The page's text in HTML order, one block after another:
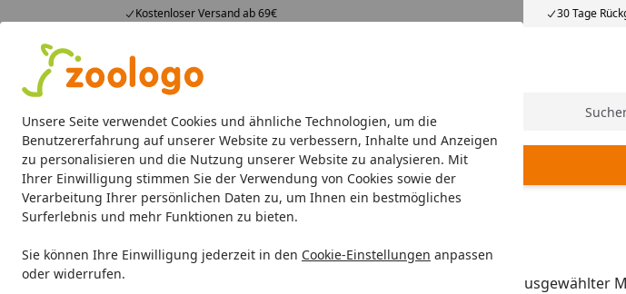
Unsere Seite verwendet Cookies und ähnliche Technologien, um die
Benutzererfahrung auf unserer Website zu verbessern, Inhalte und Anzeigen
zu personalisieren und die Nutzung unserer Website zu analysieren. Mit
Ihrer Einwilligung stimmen Sie der Verwendung von Cookies sowie der
Verarbeitung Ihrer persönlichen Daten zu, um Ihnen ein bestmögliches
Surferlebnis und mehr Funktionen zu bieten.
Sie können Ihre Einwilligung jederzeit in den Cookie-Einstellungen anpassen
oder widerrufen.
Kostenloser Versand ab 69€ 30 Tage
4,74
23.587 Bewertungen
Alle Produkte
Alle Produkte Angebote Neuheiten Sommerhits Suche
Aumüller Katzenspielzeug
Startseite
Aumüller Katzenspielzeug
Aumüller Katzenspielzeug
Aumüller Katzenspielzeug bei Zoologo und finden Sie passende Produkte